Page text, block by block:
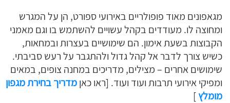
מגאפונים מאוד פופולריים באירועי ספורט, הן על המגרש
ומחוצה לו. מעודדים בקהל עשויים להשתמש בו וגם מאמני
הקבוצות בשעת אימון. הם שימושיים בעצרות ובמחאות,
כשיש צורך לדבר אל קהל גדול ולהתגבר על רעש סביבתי.
שימושים אחרים – מצילים, מדריכים במחנה צופים, במאים
ומפיקי אירועי תרבות ועוד ועוד. [ראו כאןמדריך בחירת מגפון
מומלץ]